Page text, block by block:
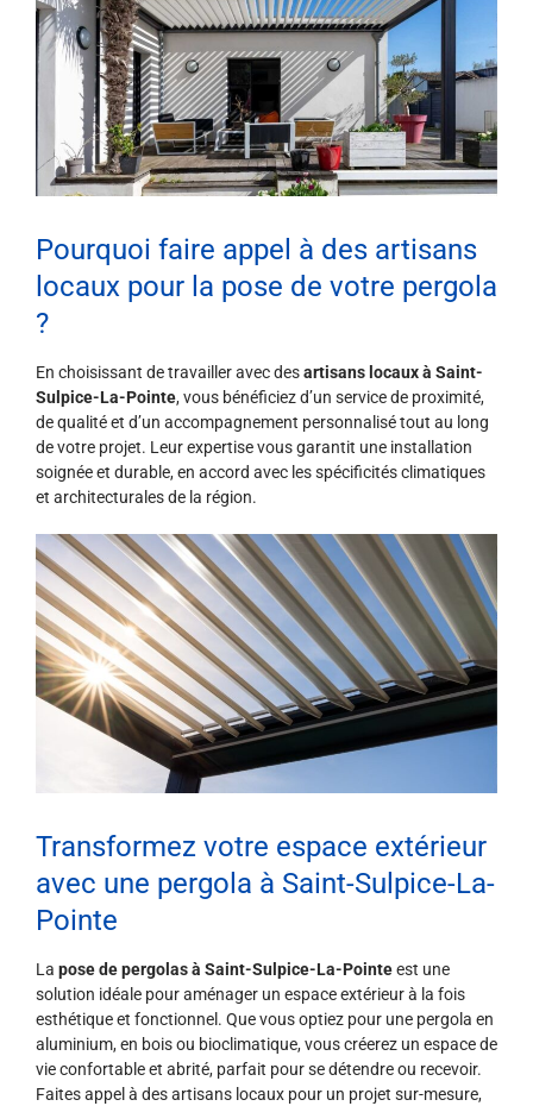
Pourquoi faire appel à des artisans
locaux pour la pose de votre pergola
?
En choisissant de travailler avec desartisans locaux à Saint-
Sulpice-La-Pointe, vous bénéficiez d’un service de proximité,
de qualité et d’un accompagnement personnalisé tout au long
de votre projet. Leur expertise vous garantit une installation
soignée et durable, en accord avec les spécificités climatiques
et architecturales de la région.
Transformez votre espace extérieur
avec une pergola à Saint-Sulpice-La-
Pointe
La pose de pergolas à Saint-Sulpice-La-Pointeest une
solution idéale pour aménager un espace extérieur à la fois
esthétique et fonctionnel. Que vous optiez pour une pergola en
aluminium, en bois ou bioclimatique, vous créerez un espace de
vie confortable et abrité, parfait pour se détendre ou recevoir.
Faites appel à des artisans locaux pour un projet sur-mesure,